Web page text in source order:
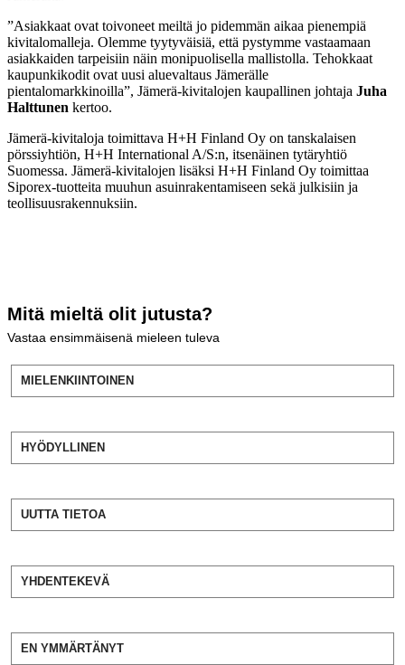
”Asiakkaat ovat toivoneet meiltä jo pidemmän aikaa pienempiä
kivitalomalleja. Olemme tyytyväisiä, että pystymme vastaamaan
asiakkaiden tarpeisiin näin monipuolisella mallistolla. Tehokkaat
kaupunkikodit ovat uusi aluevaltaus Jämerälle
pientalomarkkinoilla”, Jämerä-kivitalojen kaupallinen johtaja Juha
Halttunen kertoo.
Jämerä-kivitaloja toimittava H+H Finland Oy on tanskalaisen
pörssiyhtiön, H+H International A/S:n, itsenäinen tytäryhtiö
Suomessa. Jämerä-kivitalojen lisäksi H+H Finland Oy toimittaa
Siporex-tuotteita muuhun asuinrakentamiseen sekä julkisiin ja
teollisuusrakennuksiin.
Mitä mieltä olit jutusta?
Vastaa ensimmäisenä mieleen tuleva
MIELENKIINTOINEN
HYÖDYLLINEN
UUTTA TIETOA
YHDENTEKEVÄ
EN YMMÄRTÄNYT